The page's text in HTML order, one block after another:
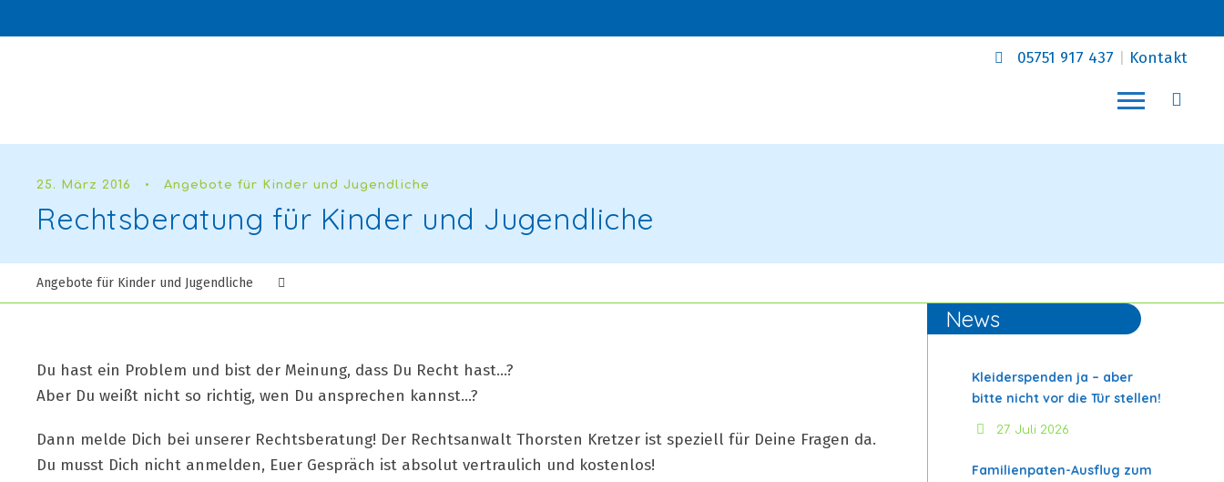
05751 917 437 Kontakt
25. März 2016 • Angebote für Kinder und Jugendliche
Rechtsberatung für Kinder und Jugendliche
Angebote für Kinder und Jugendliche
Du hast ein Problem und bist der Meinung, dass Du Recht hast…?
Aber Du weißt nicht so richtig, wen Du ansprechen kannst…?
Dann melde Dich bei unserer Rechtsberatung! Der Rechtsanwalt Thorsten Kretzer ist speziell für Deine Fragen da.
Du musst Dich nicht anmelden, Euer Gespräch ist absolut vertraulich und kostenlos!
News
Kleiderspenden ja – aber
bitte nicht vor die Tür stellen!
27. Juli 2026
Familienpaten-Ausflug zum